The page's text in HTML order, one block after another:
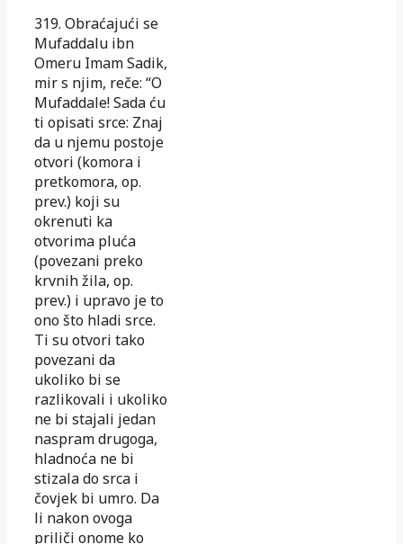
319. Obraćajući se
Mufaddalu ibn
Omeru Imam Sadik,
mir s njim, reče: “O
Mufaddale! Sada ću
ti opisati srce: Znaj
da u njemu postoje
otvori (komora i
pretkomora, op.
prev.) koji su
okrenuti ka
otvorima pluća
(povezani preko
krvnih žila, op.
prev.) i upravo je to
ono što hladi srce.
Ti su otvori tako
povezani da
ukoliko bi se
razlikovali i ukoliko
ne bi stajali jedan
naspram drugoga,
hladnoća ne bi
stizala do srca i
čovjek bi umro. Da
li nakon ovoga
priliči onome ko